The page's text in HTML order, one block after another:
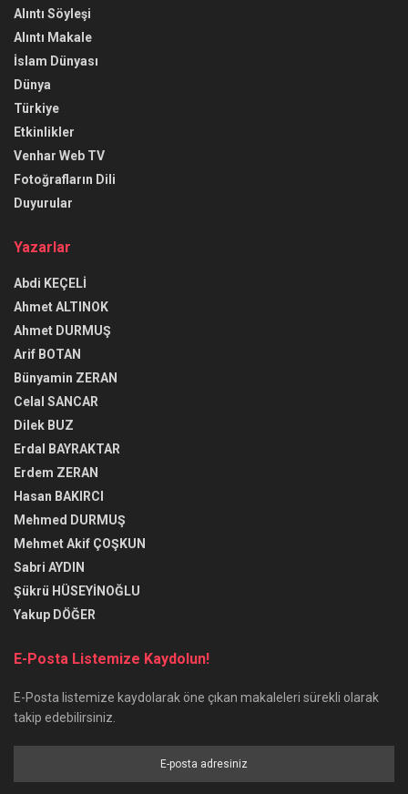
Alıntı Söyleşi
Alıntı Makale
İslam Dünyası
Dünya
Türkiye
Etkinlikler
Venhar Web TV
Fotoğrafların Dili
Duyurular
Yazarlar
Abdi KEÇELİ
Ahmet ALTINOK
Ahmet DURMUŞ
Arif BOTAN
Bünyamin ZERAN
Celal SANCAR
Dilek BUZ
Erdal BAYRAKTAR
Erdem ZERAN
Hasan BAKIRCI
Mehmed DURMUŞ
Mehmet Akif ÇOŞKUN
Sabri AYDIN
Şükrü HÜSEYİNOĞLU
Yakup DÖĞER
E-Posta Listemize Kaydolun!
E-Posta listemize kaydolarak öne çıkan makaleleri sürekli olarak
takip edebilirsiniz.